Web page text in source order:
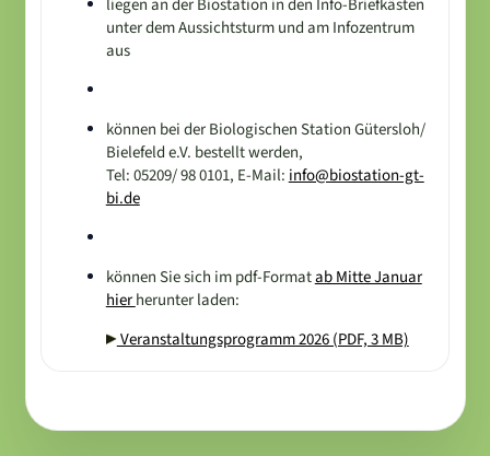
liegen an der Biostation in den Info-Briefkästen
unter dem Aussichtsturm und am Infozentrum
aus
können bei der Biologischen Station Gütersloh/
Bielefeld e.V. bestellt werden,
Tel: 05209/ 98 0101, E-Mail: info@biostation-gt-
bi.de
können Sie sich im pdf-Formatab Mitte Januar
hier herunter laden:
Veranstaltungsprogramm 2026 (PDF, 3 MB)